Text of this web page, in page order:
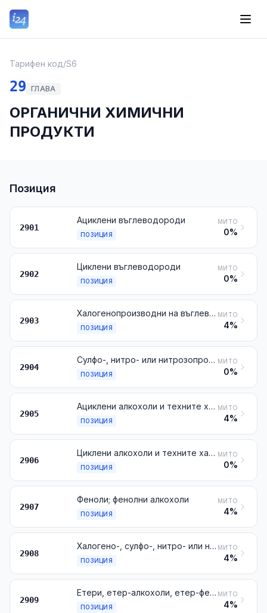
Тарифен код/S6
29 ГЛАВА
ОРГАНИЧНИ ХИМИЧНИ
ПРОДУКТИ
Позиция
2901
Ациклени въглеводороди
ПОЗИЦИЯ
МИТО
0%
2902
Циклени въглеводороди
ПОЗИЦИЯ
МИТО
0%
2903
Халогенопроизводни на въглеводородите
ПОЗИЦИЯ
МИТО
4%
2904
Сулфо-, нитро- или нитрозопроизводни на въглеводородите, дори халогенирани
ПОЗИЦИЯ
МИТО
0%
2905
Ациклени алкохоли и техните халогено-, сулфо-, нитро- или нитрозопроизводни
ПОЗИЦИЯ
МИТО
4%
2906
Циклени алкохоли и техните халогено-, сулфо-, нитро- или нитрозопроизводни
ПОЗИЦИЯ
МИТО
0%
2907
Феноли; фенолни алкохоли
ПОЗИЦИЯ
МИТО
4%
2908
Халогено-, сулфо-, нитро- или нитрозопроизводни на фенолите или на фенолните алкохоли
ПОЗИЦИЯ
МИТО
4%
2909
Етери, етер-алкохоли, етер-феноли, етер-алкохол-феноли, алкохолни пероксиди, етерни пероксиди, ацетални и хемиацетални пероксиди, кетонни пероксиди (с определен или с неопределен химичен състав) и техните халогено-, сулфо-, нитро- или нитрозопроизводни
ПОЗИЦИЯ
МИТО
4%